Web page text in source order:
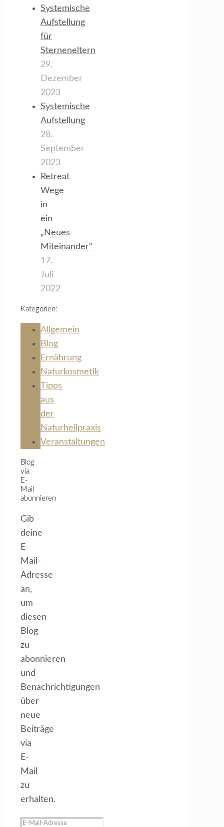
Systemische
Aufstellung
für
Sterneneltern
29.
Dezember
2023
Systemische
Aufstellung
28.
September
2023
Retreat
Wege
in
ein
„Neues
Miteinander“
17.
Juli
2022
Kategorien:
Allgemein
Blog
Ernährung
Naturkosmetik
Tipps
aus
der
Naturheilpraxis
Veranstaltungen
Blog
via
E-
Mail
abonnieren
Gib
deine
E-
Mail-
Adresse
an,
um
diesen
Blog
zu
abonnieren
und
Benachrichtigungen
über
neue
Beiträge
via
E-
Mail
zu
erhalten.
E-